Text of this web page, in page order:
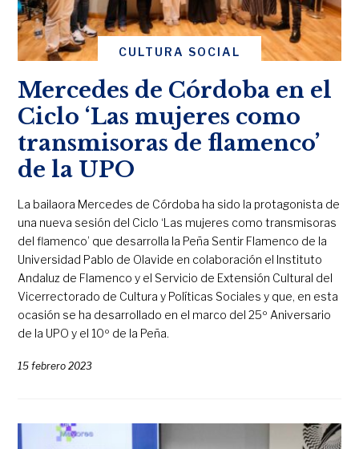
CULTURA SOCIAL
Mercedes de Córdoba en el
Ciclo ‘Las mujeres como
transmisoras de flamenco’
de la UPO
La bailaora Mercedes de Córdoba ha sido la protagonista de
una nueva sesión del Ciclo ‘Las mujeres como transmisoras
del flamenco’ que desarrolla la Peña Sentir Flamenco de la
Universidad Pablo de Olavide en colaboración el Instituto
Andaluz de Flamenco y el Servicio de Extensión Cultural del
Vicerrectorado de Cultura y Políticas Sociales y que, en esta
ocasión se ha desarrollado en el marco del 25º Aniversario
de la UPO y el 10º de la Peña.
15 febrero 2023